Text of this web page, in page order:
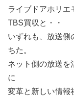
ライブドアホリエ
TBS買収と・・
いずれも、放送側
ちた。
ネット側の放送を
に
変革と新しい情報